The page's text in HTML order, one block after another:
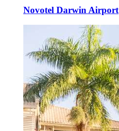
Novotel Darwin Airport